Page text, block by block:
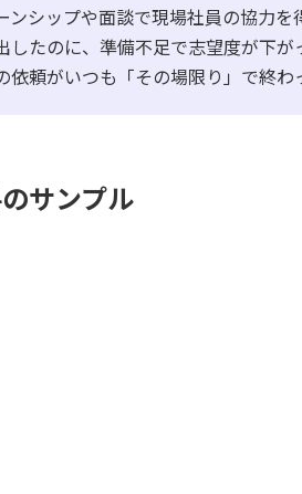
ンシップや面談で現場社員の協力を
したのに、準備不足で志望度が下が
依頼がいつも「その場限り」で終わ
サンプル